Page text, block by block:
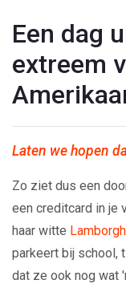
Een dag
extreem
Laten we hopen
Zo ziet dus een
een creditcard in je
haar witte
parkeert bij school,
dat ze ook nog wat